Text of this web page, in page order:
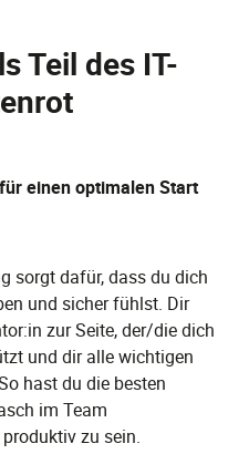
Teil des IT-
einen optimalen Start
sorgt dafür, dass du dich
und sicher fühlst. Dir
zur Seite, der/die dich
und dir alle wichtigen
hast du die besten
im Team
zu sein.